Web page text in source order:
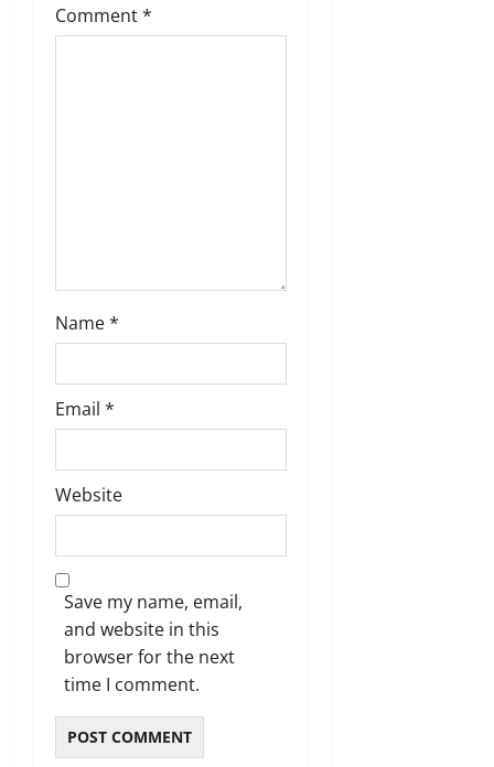
Comment*
Name*
Email *
Website
Save my name, email,
and website in this
browser for the next
time I comment.